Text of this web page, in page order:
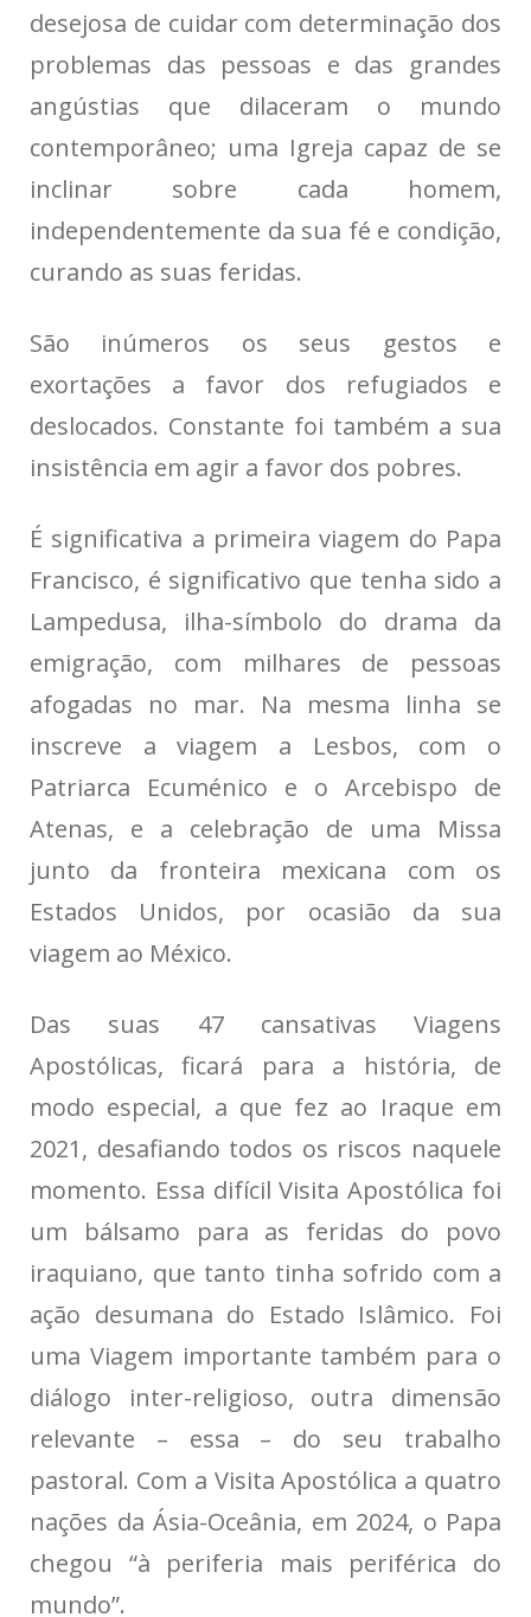
desejosa de cuidar com determinação dos
problemas das pessoas e das grandes
angústias que dilaceram o mundo
contemporâneo; uma Igreja capaz de se
inclinar sobre cada homem,
independentemente da sua fé e condição,
curando as suas feridas.
São inúmeros os seus gestos e
exortações a favor dos refugiados e
deslocados. Constante foi também a sua
insistência em agir a favor dos pobres.
É significativa a primeira viagem do Papa
Francisco, é significativo que tenha sido a
Lampedusa, ilha-símbolo do drama da
emigração, com milhares de pessoas
afogadas no mar. Na mesma linha se
inscreve a viagem a Lesbos, com o
Patriarca Ecuménico e o Arcebispo de
Atenas, e a celebração de uma Missa
junto da fronteira mexicana com os
Estados Unidos, por ocasião da sua
viagem ao México.
Das suas 47 cansativas Viagens
Apostólicas, ficará para a história, de
modo especial, a que fez ao Iraque em
2021, desafiando todos os riscos naquele
momento. Essa difícil Visita Apostólica foi
um bálsamo para as feridas do povo
iraquiano, que tanto tinha sofrido com a
ação desumana do Estado Islâmico. Foi
uma Viagem importante também para o
diálogo inter-religioso, outra dimensão
relevante – essa – do seu trabalho
pastoral. Com a Visita Apostólica a quatro
nações da Ásia-Oceânia, em 2024, o Papa
chegou “à periferia mais periférica do
mundo”.